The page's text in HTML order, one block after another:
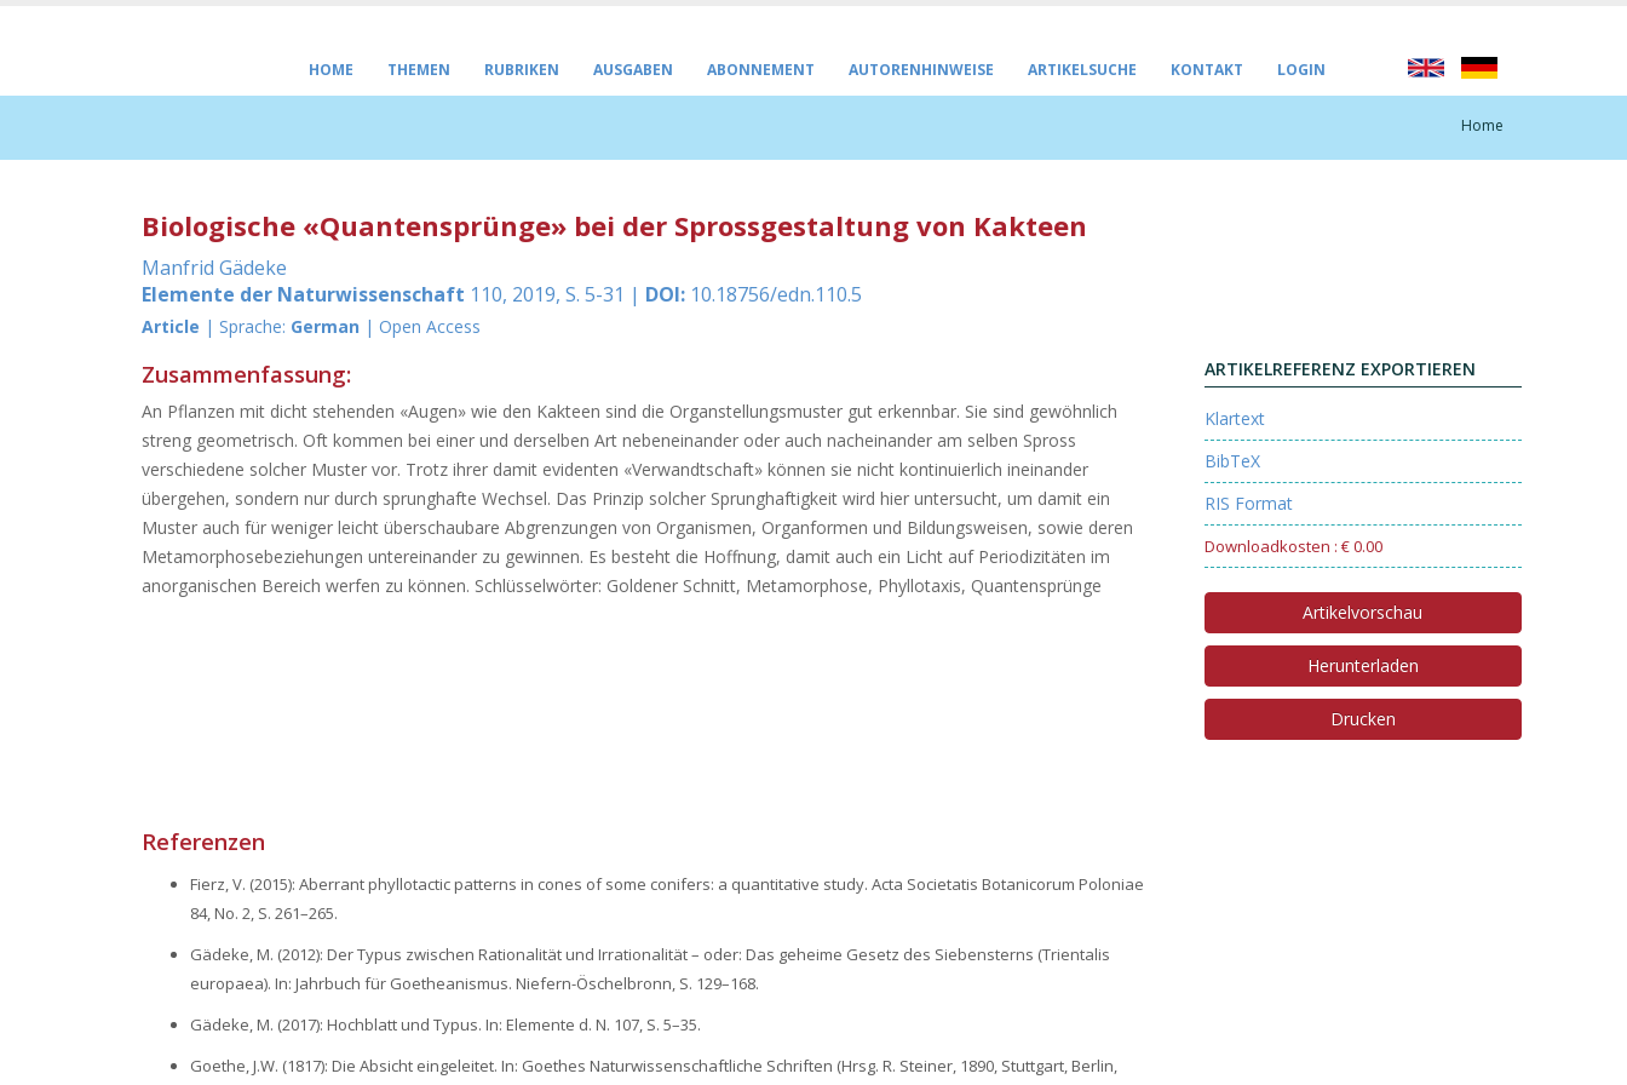
HOME THEMEN RUBRIKEN AUSGABEN ABONNEMENT AUTORENHINWEISE ARTIKELSUCHE KONTAKT LOGIN
Home
Biologische «Quantensprünge» bei der Sprossgestaltung von Kakteen
Manfrid Gädeke
Elemente der Naturwissenschaft 110, 2019, S. 5-31 | DOI: 10.18756/edn.110.5
Article | Sprache: German | Open Access
ARTIKELREFERENZ EXPORTIEREN
Klartext
BibTeX
RIS Format
Downloadkosten : € 0.00
Artikelvorschau
Herunterladen
Drucken
Zusammenfassung:
An Pflanzen mit dicht stehenden «Augen» wie den Kakteen sind die Organstellungsmuster gut erkennbar. Sie sind gewöhnlich
streng geometrisch. Oft kommen bei einer und derselben Art nebeneinander oder auch nacheinander am selben Spross
verschiedene solcher Muster vor. Trotz ihrer damit evidenten «Verwandtschaft» können sie nicht kontinuierlich ineinander
übergehen, sondern nur durch sprunghafte Wechsel. Das Prinzip solcher Sprunghaftigkeit wird hier untersucht, um damit ein
Muster auch für weniger leicht überschaubare Abgrenzungen von Organismen, Organformen und Bildungsweisen, sowie deren
Metamorphosebeziehungen untereinander zu gewinnen. Es besteht die Hoffnung, damit auch ein Licht auf Periodizitäten im
anorganischen Bereich werfen zu können. Schlüsselwörter: Goldener Schnitt, Metamorphose, Phyllotaxis, Quantensprünge
Referenzen
Fierz, V. (2015): Aberrant phyllotactic patterns in cones of some conifers: a quantitative study. Acta Societatis Botanicorum Poloniae
84, No. 2, S. 261–265.
Gädeke, M. (2012): Der Typus zwischen Rationalität und Irrationalität – oder: Das geheime Gesetz des Siebensterns (Trientalis
europaea). In: Jahrbuch für Goetheanismus. Niefern-Öschelbronn, S. 129–168.
Gädeke, M. (2017): Hochblatt und Typus. In: Elemente d. N. 107, S. 5–35.
Goethe, J.W. (1817): Die Absicht eingeleitet. In: Goethes Naturwissenschaftliche Schriften (Hrsg. R. Steiner, 1890, Stuttgart, Berlin,